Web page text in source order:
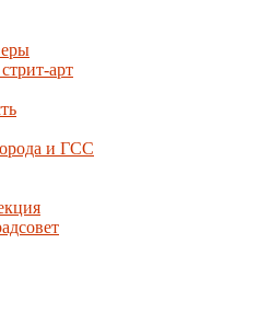
арт
и ГСС